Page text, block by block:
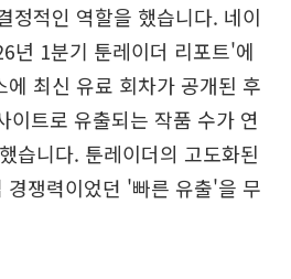
정적인 역할을 했습니다. 네이
년 1분기 툰레이더 리포트'에
최신 유료 회차가 공개된 후
이트로 유출되는 작품 수가 연
습니다. 툰레이더의 고도화된
경쟁력이었던 '빠른 유출'을 무